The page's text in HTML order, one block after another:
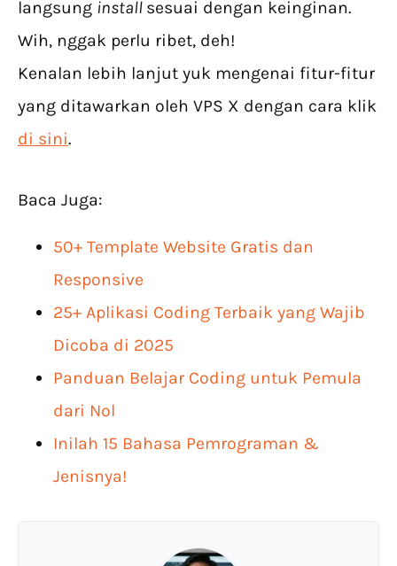
langsung install sesuai dengan keinginan.
Wih, nggak perlu ribet, deh!
Kenalan lebih lanjut yuk mengenai fitur-fitur
yang ditawarkan oleh VPS X dengan cara klik
di sini.
Baca Juga:
50+ Template Website Gratis dan
Responsive
25+ Aplikasi Coding Terbaik yang Wajib
Dicoba di 2025
Panduan Belajar Coding untuk Pemula
dari Nol
Inilah 15 Bahasa Pemrograman &
Jenisnya!